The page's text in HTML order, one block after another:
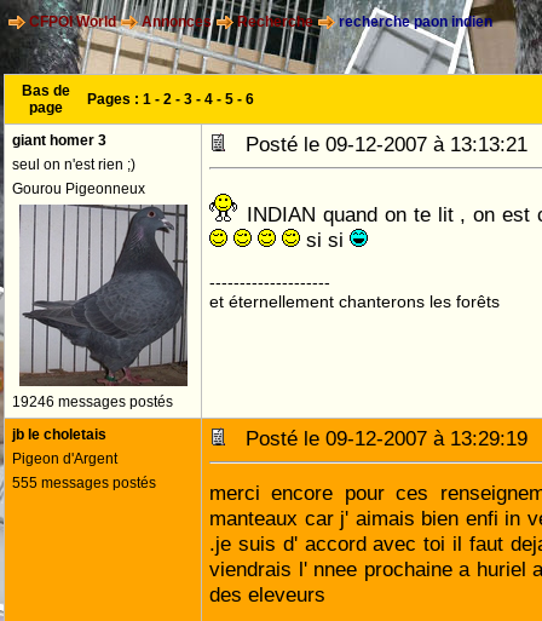
CFPOI World Annonces Recherche recherche paon indien
Bas de
page
Pages : 1 - 2 - 3 - 4 - 5 - 6
giant homer 3
seul on n'est rien ;)
Gourou Pigeonneux
19246 messages postés
Posté le 09-12-2007 à
INDIAN quand on te lit , on est
si si
--------------------
et éternellement chanterons les forêts
jb le choletais
Pigeon d'Argent
555 messages postés
Posté le 09-12-2007 à
merci encore pour ces
manteaux car j' aimais bien enfi in
.je suis d' accord avec toi il faut
viendrais l' nnee prochaine a huriel
des eleveurs